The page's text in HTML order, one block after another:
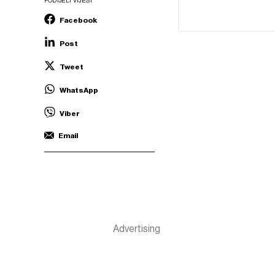
Facebook
Post
Tweet
WhatsApp
Viber
Email